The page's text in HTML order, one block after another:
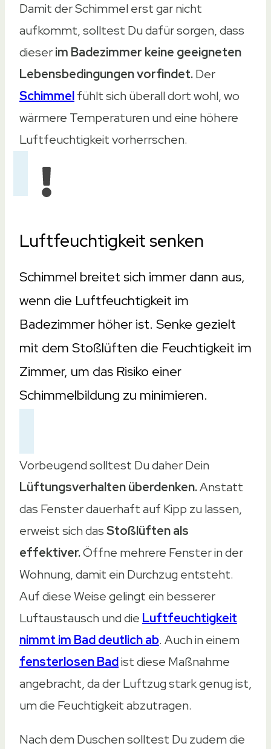
Damit der Schimmel erst gar nicht
aufkommt, solltest Du dafür sorgen, dass
dieserim Badezimmer keine geeigneten
Lebensbedingungen vorfindet.Der
Schimmelfühlt sich überall dort wohl, wo
wärmere Temperaturen und eine höhere
Luftfeuchtigkeit vorherrschen.
Luftfeuchtigkeit senken
Schimmel breitet sich immer dann aus,
wenn die Luftfeuchtigkeit im
Badezimmer höher ist. Senke gezielt
mit dem Stoßlüften die Feuchtigkeit im
Zimmer, um das Risiko einer
Schimmelbildung zu minimieren.
Vorbeugend solltest Du daher Dein
Lüftungsverhalten überdenken.Anstatt
das Fenster dauerhaft auf Kipp zu lassen,
erweist sich dasStoßlüften als
effektiver.Öffne mehrere Fenster in der
Wohnung, damit ein Durchzug entsteht.
Auf diese Weise gelingt ein besserer
Luftaustausch und die Luftfeuchtigkeit
nimmt im Bad deutlich ab. Auch in einem
fensterlosen Badist diese Maßnahme
angebracht, da der Luftzug stark genug ist,
um die Feuchtigkeit abzutragen.
Nach dem Duschen solltest Du zudem die